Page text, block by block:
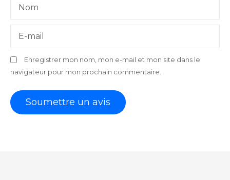
Nom
E-mail
Enregistrer mon nom, mon e-mail et mon site dans le
navigateur pour mon prochain commentaire.